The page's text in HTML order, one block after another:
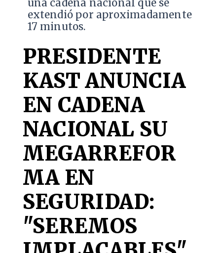
una cadena nacional que se
extendió por aproximadamente
17 minutos.
PRESIDENTE
KAST ANUNCIA
EN CADENA
NACIONAL SU
MEGARREFOR
MA EN
SEGURIDAD:
"SEREMOS